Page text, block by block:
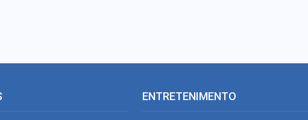
ENTRETENIMENTO